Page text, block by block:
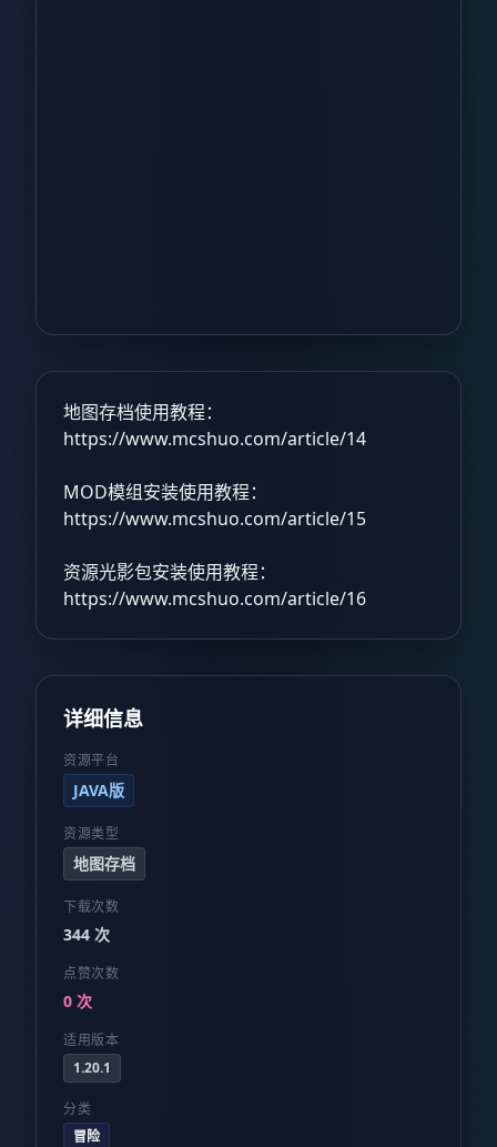
地图存档使用教程：
https://www.mcshuo.com/article/14
MOD模组安装使用教程：
https://www.mcshuo.com/article/15
资源光影包安装使用教程：
https://www.mcshuo.com/article/16
详细信息
资源平台
JAVA版
资源类型
地图存档
下载次数
344 次
点赞次数
0 次
适用版本
1.20.1
分类
冒险